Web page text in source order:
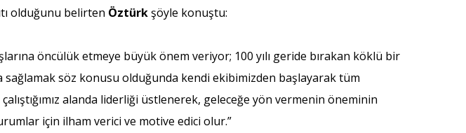
olduğunu belirten Öztürkşöyle konuştu:
öncülük etmeye büyük önem veriyor; 100 yılı geride bırakan köklü bir
sağlamak söz konusu olduğunda kendi ekibimizden başlayarak tüm
alanda liderliği üstlenerek, geleceğe yön vermenin öneminin
için ilham verici ve motive edici olur.”